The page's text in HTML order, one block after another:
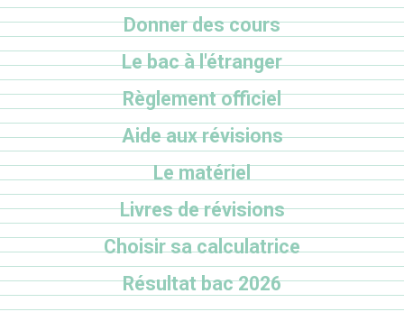
Donner des cours
Le bac à l'étranger
Règlement officiel
Aide aux révisions
Le matériel
Livres de révisions
Choisir sa calculatrice
Résultat bac 2026